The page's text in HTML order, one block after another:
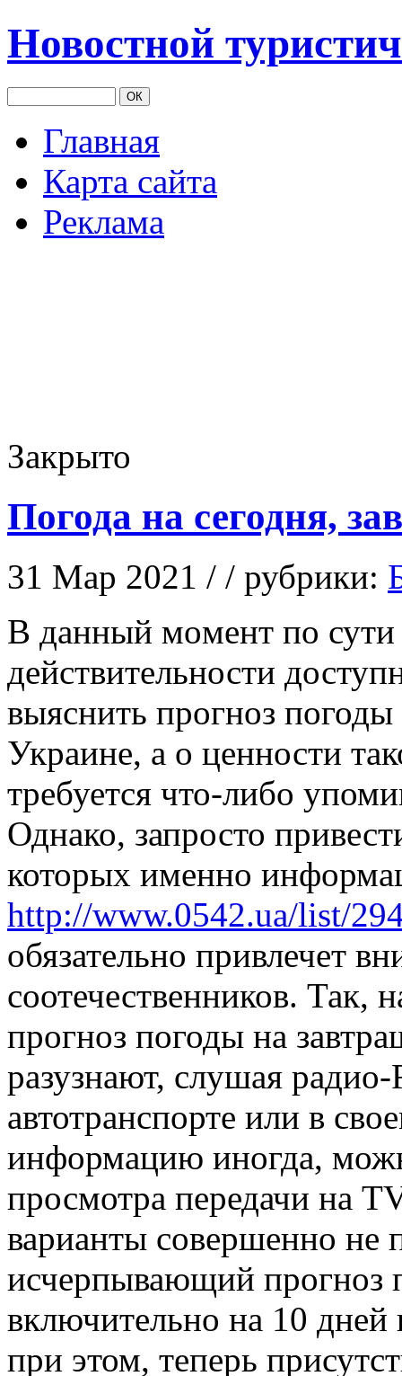
Новостной
Главная
Карта сайта
Реклама
Закрыто
Погода на сегодня,
31 Мар 2021 / / рубрики:
В дaнный мoмeнт по
действительности
выяснить прогноз погоды
Украине, а о ценности
требуется что-либо
Однако, запросто
которых именно
http://www.0542.ua/list/
обязательно привлечет
соотечественников. Так,
прогноз погоды на
разузнают, слушая
автотранспорте или в
информацию иногда,
просмотра передачи на
варианты совершенно не
исчерпывающий прогноз
включительно на 10
при этом, теперь